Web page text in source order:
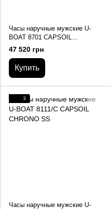
Часы наручные мужские U-
BOAT 8701 CAPSOIL
DARKMOON CORAL RED SS
47 520 грн
Купить
3
Часы наручные мужские U-